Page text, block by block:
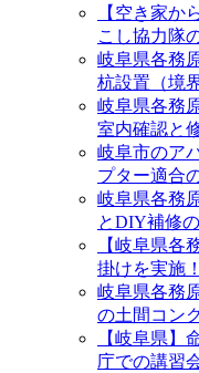
【空き家か
こし協力隊
岐阜県各務
杭設置（境
岐阜県各務
室内確認と
岐阜市のア
プター適合
岐阜県各務
とDIY補修
【岐阜県各
掛けを実施
岐阜県各務
の土間コン
【岐阜県】
庁での講習